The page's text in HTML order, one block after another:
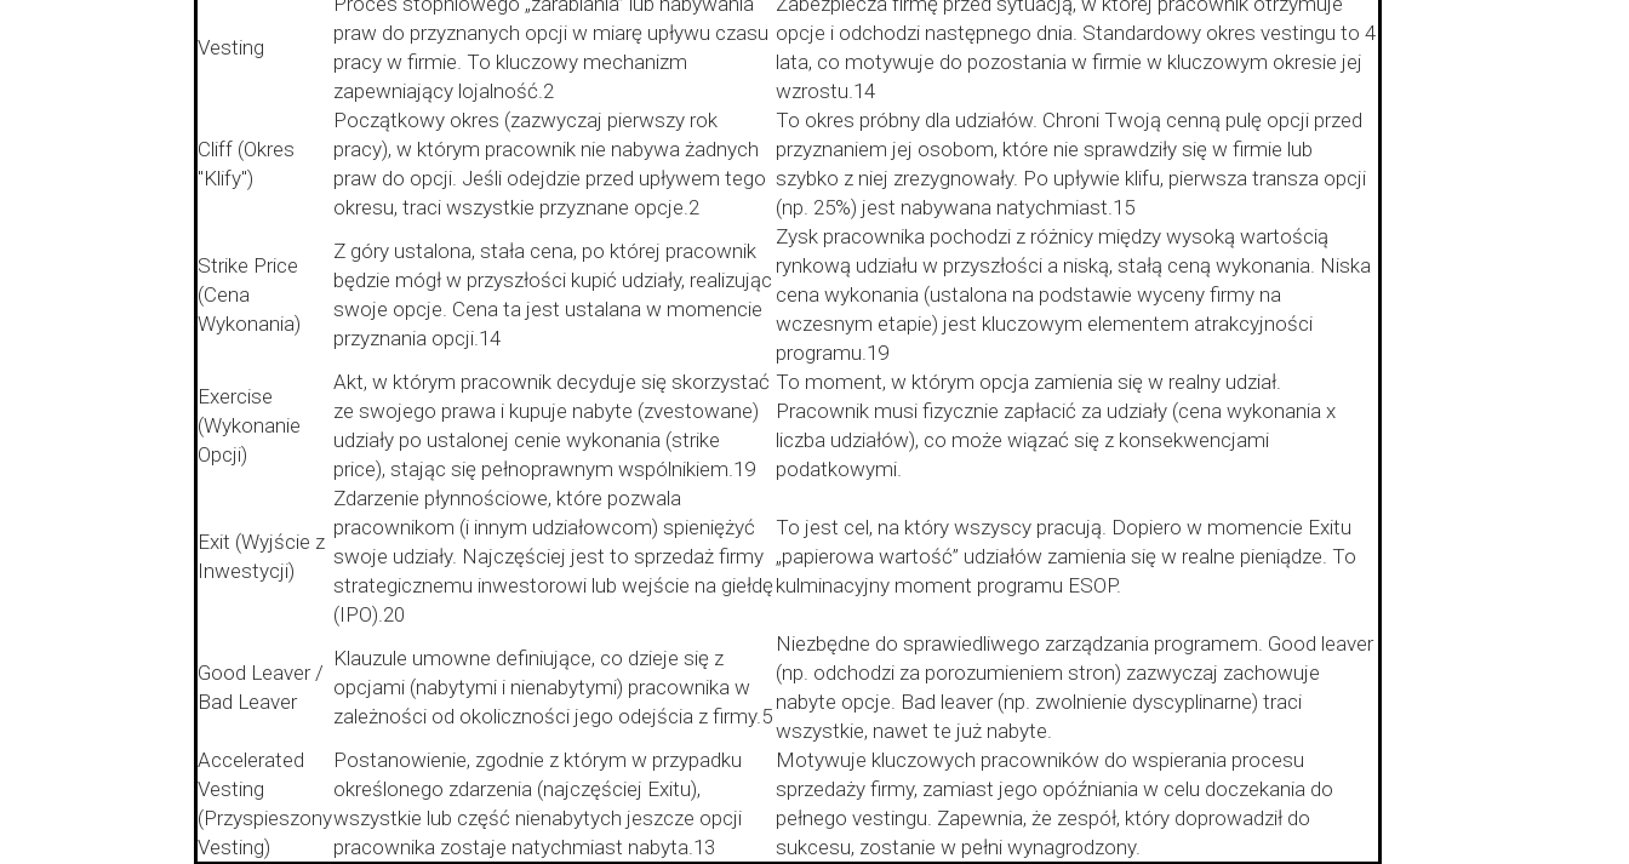
Vesting
praw do przyznanych opcji w miarę upływu czasu
pracy w firmie. To kluczowy mechanizm
zapewniający lojalność.2
opcje i odchodzi następnego dnia. Standardowy okres vestingu to 4
lata, co motywuje do pozostania w firmie w kluczowym okresie jej
wzrostu.14
Cliff (Okres
"Klify")
Początkowy okres (zazwyczaj pierwszy rok
pracy), w którym pracownik nie nabywa żadnych
praw do opcji. Jeśli odejdzie przed upływem tego
okresu, traci wszystkie przyznane opcje.2
To okres próbny dla udziałów. Chroni Twoją cenną pulę opcji przed
przyznaniem jej osobom, które nie sprawdziły się w firmie lub
szybko z niej zrezygnowały. Po upływie klifu, pierwsza transza opcji
(np. 25%) jest nabywana natychmiast.15
Strike Price
(Cena
Wykonania)
Z góry ustalona, stała cena, po której pracownik
będzie mógł w przyszłości kupić udziały, realizując
swoje opcje. Cena ta jest ustalana w momencie
przyznania opcji.14
Zysk pracownika pochodzi z różnicy między wysoką wartością
rynkową udziału w przyszłości a niską, stałą ceną wykonania. Niska
cena wykonania (ustalona na podstawie wyceny firmy na
wczesnym etapie) jest kluczowym elementem atrakcyjności
programu.19
Exercise
(Wykonanie
Opcji)
Akt, w którym pracownik decyduje się skorzystać
ze swojego prawa i kupuje nabyte (zvestowane)
udziały po ustalonej cenie wykonania (strike
price), stając się pełnoprawnym wspólnikiem.19
To moment, w którym opcja zamienia się w realny udział.
Pracownik musi fizycznie zapłacić za udziały (cena wykonania x
liczba udziałów), co może wiązać się z konsekwencjami
podatkowymi.
Exit (Wyjście z
Inwestycji)
Zdarzenie płynnościowe, które pozwala
pracownikom (i innym udziałowcom) spieniężyć
swoje udziały. Najczęściej jest to sprzedaż firmy
strategicznemu inwestorowi lub wejście na giełdę
(IPO).20
To jest cel, na który wszyscy pracują. Dopiero w momencie Exitu
„papierowa wartość” udziałów zamienia się w realne pieniądze. To
kulminacyjny moment programu ESOP.
Good Leaver /
Bad Leaver
Klauzule umowne definiujące, co dzieje się z
opcjami (nabytymi i nienabytymi) pracownika w
zależności od okoliczności jego odejścia z firmy.5
Niezbędne do sprawiedliwego zarządzania programem. Good leaver
(np. odchodzi za porozumieniem stron) zazwyczaj zachowuje
nabyte opcje. Bad leaver (np. zwolnienie dyscyplinarne) traci
wszystkie, nawet te już nabyte.
Accelerated
Vesting
(Przyspieszony
Vesting)
Postanowienie, zgodnie z którym w przypadku
określonego zdarzenia (najczęściej Exitu),
wszystkie lub część nienabytych jeszcze opcji
pracownika zostaje natychmiast nabyta.13
Motywuje kluczowych pracowników do wspierania procesu
sprzedaży firmy, zamiast jego opóźniania w celu doczekania do
pełnego vestingu. Zapewnia, że zespół, który doprowadził do
sukcesu, zostanie w pełni wynagrodzony.